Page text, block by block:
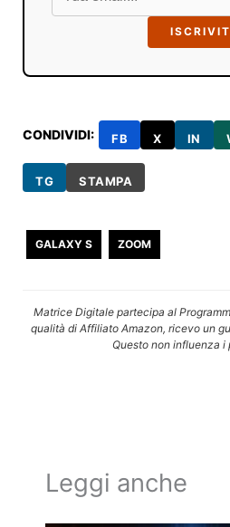
CONDIVIDI: FB X IN
TG STAMPA
GALAXY S ZOOM
Matrice Digitale partecipa al
qualità di Affiliato Amazon, ricevo un
Questo non influenza i
Leggi anche